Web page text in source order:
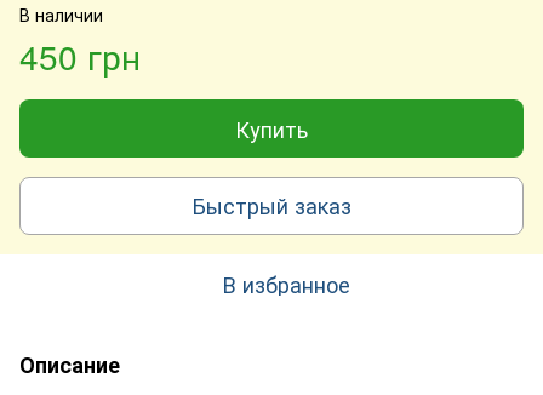
В наличии
450 грн
Купить
Быстрый заказ
В избранное
Описание